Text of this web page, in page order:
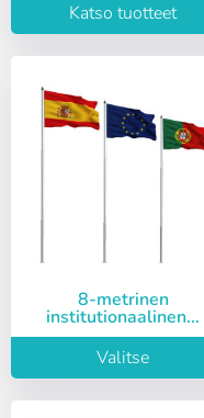
Salasana:
Katso tuotteet
8-metrinen
institutionaalinen...
Valitse